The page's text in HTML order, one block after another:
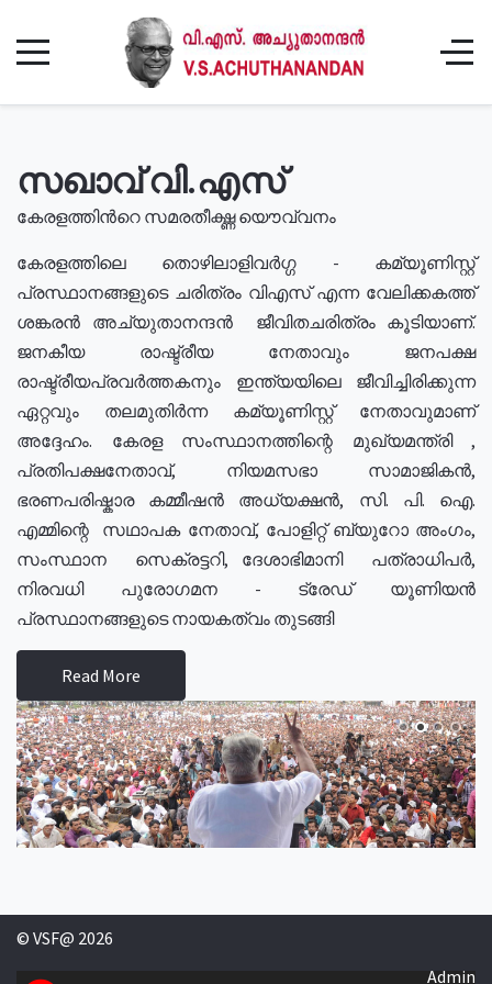
സഖാവ് വി.എസ്
കേരളത്തിൻറെ സമരതീക്ഷ്ണ യൌവ്വനം
കേരളത്തിലെ തൊഴിലാളിവർഗ്ഗ - കമ്യൂണിസ്റ്റ്
പ്രസ്ഥാനങ്ങളുടെ ചരിത്രം വിഎസ് എന്ന വേലിക്കകത്ത്
ശങ്കരൻ അച്യുതാനന്ദൻ ജീവിതചരിത്രം കൂടിയാണ്.
ജനകീയ രാഷ്ട്രീയ നേതാവും ജനപക്ഷ
രാഷ്ട്രീയപ്രവർത്തകനും ഇന്ത്യയിലെ ജീവിച്ചിരിക്കുന്ന
ഏറ്റവും തലമുതിർന്ന കമ്യൂണിസ്റ്റ് നേതാവുമാണ്
അദ്ദേഹം. കേരള സംസ്ഥാനത്തിന്റെ മുഖ്യമന്ത്രി ,
പ്രതിപക്ഷനേതാവ്, നിയമസഭാ സാമാജികൻ,
ഭരണപരിഷ്കാര കമ്മീഷൻ അധ്യക്ഷൻ, സി. പി. ഐ.
എമ്മിന്റെ സഥാപക നേതാവ്, പോളിറ്റ് ബ്യുറോ അംഗം,
സംസ്ഥാന സെക്രട്ടറി, ദേശാഭിമാനി പത്രാധിപർ,
നിരവധി പുരോഗമന - ട്രേഡ് യൂണിയൻ
പ്രസ്ഥാനങ്ങളുടെ നായകത്വം തുടങ്ങി
Read More
© VSF@ 2026
Admin